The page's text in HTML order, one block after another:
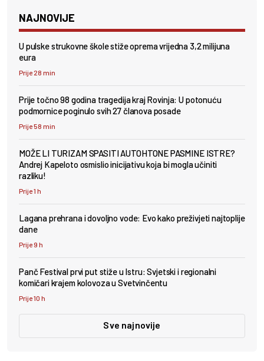
NAJNOVIJE
U pulske strukovne škole stiže oprema vrijedna 3,2 milijuna
eura
Prije 28 min
Prije točno 98 godina tragedija kraj Rovinja: U potonuću
podmornice poginulo svih 27 članova posade
Prije 58 min
MOŽE LI TURIZAM SPASITI AUTOHTONE PASMINE ISTRE?
Andrej Kapeloto osmislio inicijativu koja bi mogla učiniti
razliku!
Prije 1 h
Lagana prehrana i dovoljno vode: Evo kako preživjeti najtoplije
dane
Prije 9 h
Panč Festival prvi put stiže u Istru: Svjetski i regionalni
komičari krajem kolovoza u Svetvinčentu
Prije 10 h
Sve najnovije